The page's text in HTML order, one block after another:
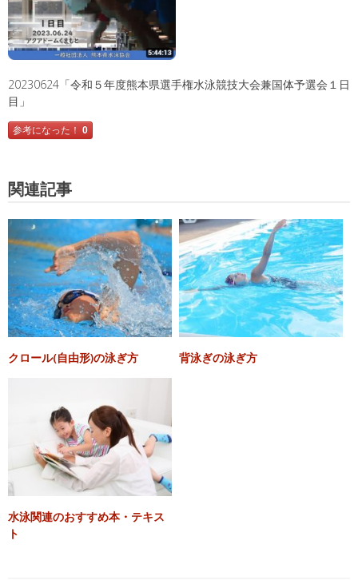
20230624「令和５年度熊本県選手権水泳競技大会兼国体予選会１日
目」
参考になった！ 0
関連記事
クロール(自由形)の泳ぎ方 背泳ぎの泳ぎ方
水泳関連のおすすめ本・テキス
ト